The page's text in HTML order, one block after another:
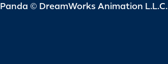
© DreamWorks Animation L.L.C.